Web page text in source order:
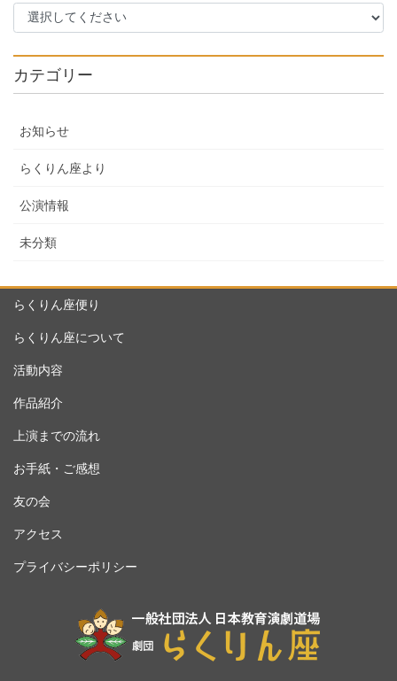
カテゴリー
お知らせ
らくりん座より
公演情報
未分類
らくりん座便り
らくりん座について
活動内容
作品紹介
上演までの流れ
お手紙・ご感想
友の会
アクセス
プライバシーポリシー